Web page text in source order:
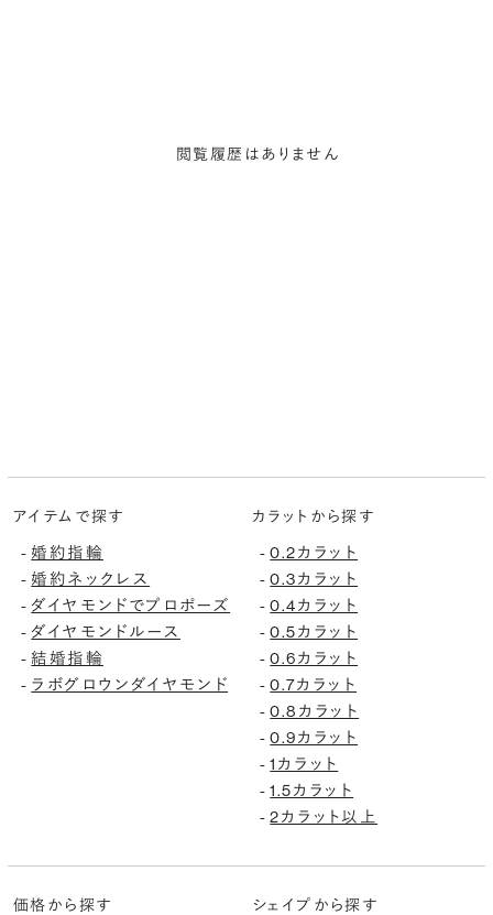
閲覧履歴はありません
アイテムで探す
-婚約指輪
-婚約ネックレス
-ダイヤモンドでプロポーズ
-ダイヤモンドルース
-結婚指輪
- ラボグロウンダイヤモンド
カラットから探す
-0.2カラット
-0.3カラット
-0.4カラット
-0.5カラット
-0.6カラット
-0.7カラット
-0.8カラット
-0.9カラット
-1カラット
-1.5カラット
-2カラット以上
価格から探す シェイプから探す